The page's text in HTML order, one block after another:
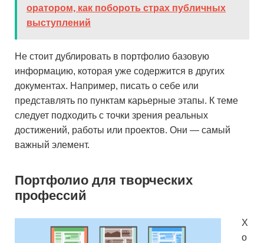
оратором, как побороть страх публичных
выступлений
Не стоит дублировать в портфолио базовую
информацию, которая уже содержится в других
документах. Например, писать о себе или
представлять по пунктам карьерные этапы. К теме
следует подходить с точки зрения реальных
достижений, работы или проектов. Они — самый
важный элемент.
Портфолио для творческих
профессий
Х
о